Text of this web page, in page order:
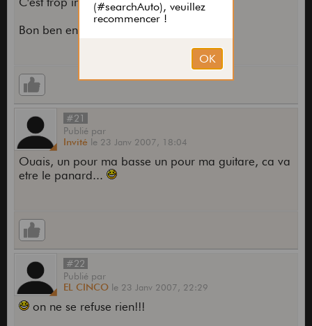
Bon ben enjoy
#21
Publié par
Invité le 23 Janv 2007, 18:04
Ouais, un pour ma basse un pour ma guitare, ca va
etre le panard...
#22
Publié par
EL CINCO le 23 Janv 2007, 22:29
on ne se refuse rien!!!